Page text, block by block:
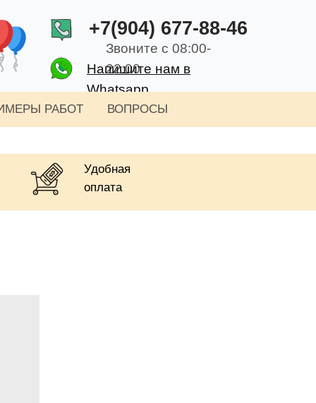
+7(904) 677-88-46
Звоните с 08:00-
22:00
Напишите нам в
Whatsapp
РАБОТ ВОПРОСЫ
Удобная
оплата